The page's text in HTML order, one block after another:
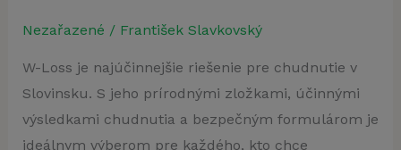
Nezařazené / František Slavkovský
W-Loss je najúčinnejšie riešenie pre chudnutie v
Slovinsku. S jeho prírodnými zložkami, účinnými
výsledkami chudnutia a bezpečným formulárom je
ideálnym výberom pre každého, kto chce